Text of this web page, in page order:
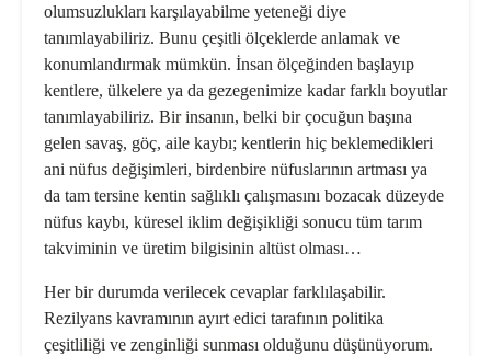
olumsuzlukları karşılayabilme yeteneği diye
tanımlayabiliriz. Bunu çeşitli ölçeklerde anlamak ve
konumlandırmak mümkün. İnsan ölçeğinden başlayıp
kentlere, ülkelere ya da gezegenimize kadar farklı boyutlar
tanımlayabiliriz. Bir insanın, belki bir çocuğun başına
gelen savaş, göç, aile kaybı; kentlerin hiç beklemedikleri
ani nüfus değişimleri, birdenbire nüfuslarının artması ya
da tam tersine kentin sağlıklı çalışmasını bozacak düzeyde
nüfus kaybı, küresel iklim değişikliği sonucu tüm tarım
takviminin ve üretim bilgisinin altüst olması…
Her bir durumda verilecek cevaplar farklılaşabilir.
Rezilyans kavramının ayırt edici tarafının politika
çeşitliliği ve zenginliği sunması olduğunu düşünüyorum.